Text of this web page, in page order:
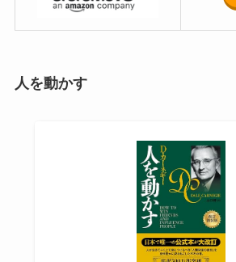
人を動かす